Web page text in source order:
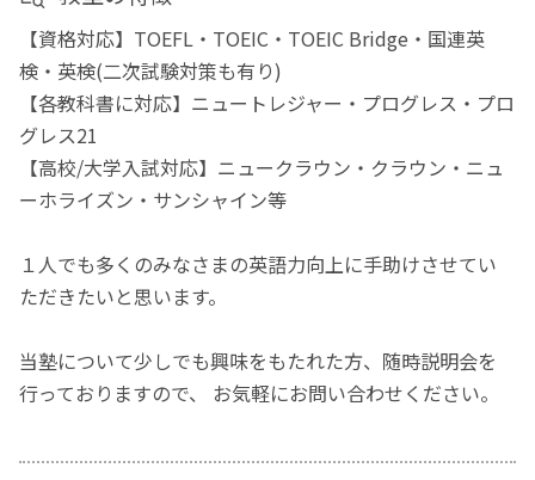
【資格対応】TOEFL・TOEIC・TOEIC Bridge・国連英
検・英検(二次試験対策も有り)
【各教科書に対応】ニュートレジャー・プログレス・プロ
グレス21
【高校/大学入試対応】ニュークラウン・クラウン・ニュ
ーホライズン・サンシャイン等
１人でも多くのみなさまの英語力向上に手助けさせてい
ただきたいと思います。
当塾について少しでも興味をもたれた方、随時説明会を
行っておりますので、 お気軽にお問い合わせください。